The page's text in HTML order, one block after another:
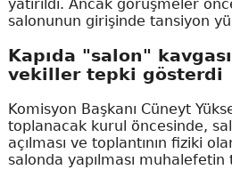
yatırıldı. Ancak görüşmeler
salonunun girişinde tansiyon
Kapıda "salon"
vekiller tepki gösterdi
Komisyon Başkanı Cüneyt
toplanacak kurul öncesinde,
açılması ve toplantının fiziki
salonda yapılması